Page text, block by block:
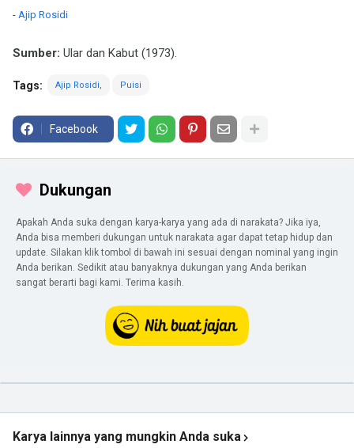
- Ajip Rosidi
Sumber: Ular dan Kabut (1973).
Tags: Ajip Rosidi Puisi
Facebook
Dukungan
Apakah Anda suka dengan karya-karya yang ada di narakata? Jika iya,
Anda bisa memberi dukungan untuk narakata agar dapat tetap hidup dan
update. Silakan klik tombol di bawah ini sesuai dengan nominal yang ingin
Anda berikan. Sedikit atau banyaknya dukungan yang Anda berikan
sangat berarti bagi kami. Terima kasih.
Karya lainnya yang mungkin Anda suka